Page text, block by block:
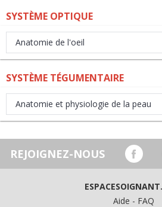
SYSTÈME OPTIQUE
Anatomie de l'oeil
SYSTÈME TÉGUMENTAIRE
Anatomie et physiologie de la peau
REJOIGNEZ-NOUS
Aide - FAQ